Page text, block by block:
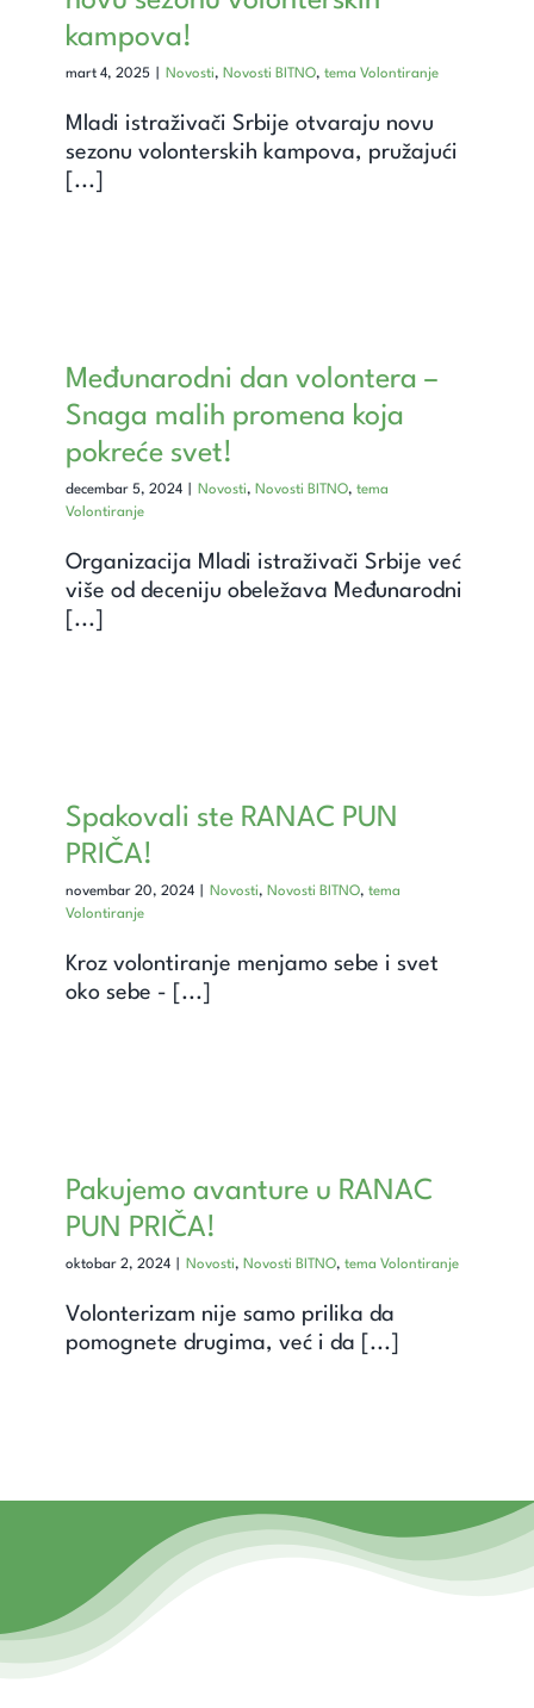
kampova!
mart 4, 2025 Novosti, Novosti BITNO, tema Volontiranje
Mladi istraživači Srbije otvaraju novu
sezonu volonterskih kampova, pružajući
[...]
Međunarodni dan volontera –
Snaga malih promena koja
pokreće svet!
decembar 5, 2024 Novosti, Novosti BITNO, tema
Volontiranje
Organizacija Mladi istraživači Srbije već
više od deceniju obeležava Međunarodni
[...]
Spakovali ste RANAC PUN
PRIČA!
novembar 20, 2024 Novosti, Novosti BITNO, tema
Volontiranje
Kroz volontiranje menjamo sebe i svet
oko sebe - [...]
Pakujemo avanture u RANAC
PUN PRIČA!
oktobar 2, 2024 Novosti, Novosti BITNO, tema Volontiranje
Volonterizam nije samo prilika da
pomognete drugima, već i da [...]